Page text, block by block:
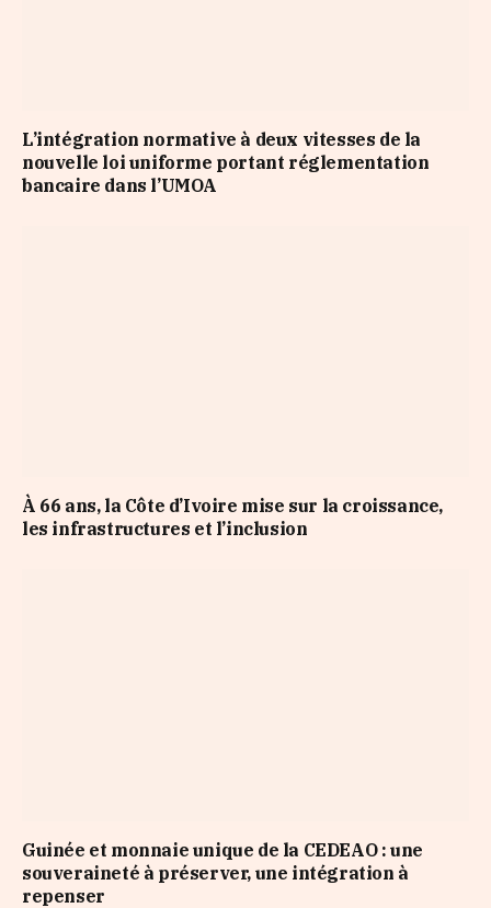
L’intégration normative à deux vitesses de la
nouvelle loi uniforme portant réglementation
bancaire dans l’UMOA
À 66 ans, la Côte d’Ivoire mise sur la croissance,
les infrastructures et l’inclusion
Guinée et monnaie unique de la CEDEAO : une
souveraineté à préserver, une intégration à
repenser